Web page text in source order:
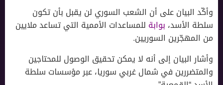
وأكّد البيان على أن الشعب السوري لن يقبل بأن تكون
سلطة الأسد، بوابة للمساعدات الأممية التي تساعد ملايين
من المهجّرين السوريين.
وأشار البيان إلى أنه لا يمكن تحقيق الوصول للمحتاجين
والمتضررين في شمال غربي سوريا، عبر مؤسسات سلطة